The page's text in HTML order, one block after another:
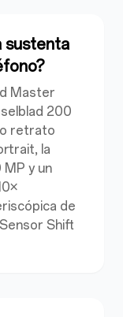
sustenta
Master
200
retrato
la
MP y un
de
Shift